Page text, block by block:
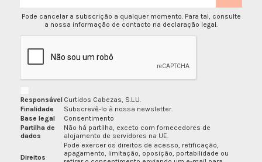
Pode cancelar a subscrição a qualquer momento. Para tal, consulte
a nossa informação de contacto na declaração legal.
Responsável Curtidos Cabezas, S.L.U.
Finalidade
Subscrevê-lo à nossa newsletter.
Base legal
Consentimento
Partilha de
dados
Não há partilha, exceto com fornecedores de
alojamento de servidores na UE.
Direitos
Pode exercer os direitos de acesso, retificação,
apagamento, limitação, oposição, portabilidade ou